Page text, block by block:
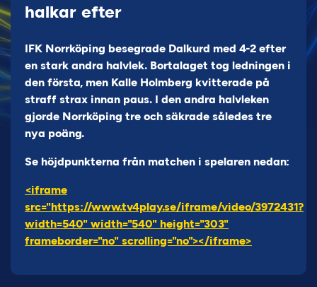
halkar efter
IFK Norrköping besegrade Dalkurd med 4-2 efter
en stark andra halvlek. Bortalaget tog ledningen i
den första, men Kalle Holmberg kvitterade på
straff strax innan paus. I den andra halvleken
gjorde Norrköping tre och säkrade således tre
nya poäng.
Se höjdpunkterna från matchen i spelaren nedan:
<iframe
src="https://www.tv4play.se/iframe/video/3972431?
width=540" width="540" height="303"
frameborder="no" scrolling="no"></iframe>